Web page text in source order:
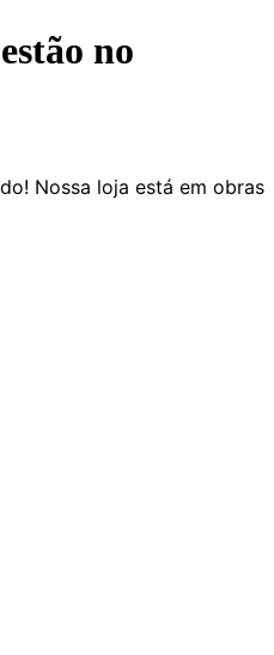
no
Nossa loja está em obras